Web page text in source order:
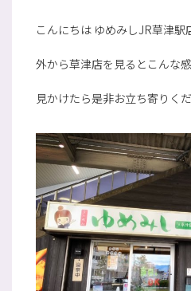
こんにちは ゆめみしJR草津駅
外から草津店を見るとこんな
見かけたら是非お立ち寄りく